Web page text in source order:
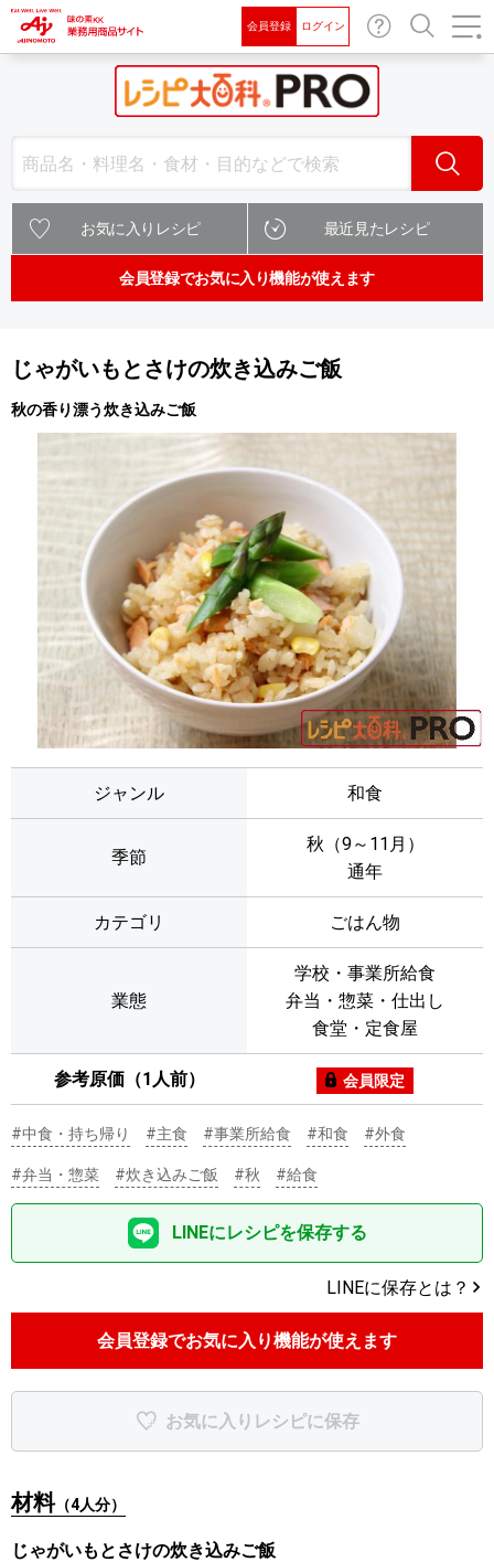
お問
い合
わせ
会員登録 ログイン
検索
お気に入りレシピ 最近見たレシピ
会員登録でお気に入り機能が使えます
じゃがいもとさけの炊き込みご飯
秋の香り漂う炊き込みご飯
ジャンル 和食
季節
秋（9～11月）
通年
カテゴリ ごはん物
業態
学校・事業所給食
弁当・惣菜・仕出し
食堂・定食屋
参考原価（1人前） 会員限定
#中食・持ち帰り #主食 #事業所給食 #和食 #外食
#弁当・惣菜 #炊き込みご飯 #秋 #給食
LINEにレシピを保存する
LINEに保存とは？
会員登録でお気に入り機能が使えます
お気に入りレシピに保存
材料（4人分）
じゃがいもとさけの炊き込みご飯